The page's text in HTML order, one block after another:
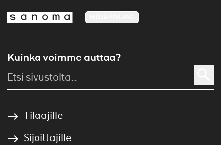
Kuinka voimme auttaa?
Tilaajille
Sijoittajille